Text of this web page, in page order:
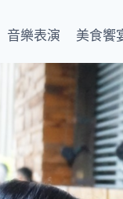
音樂表演 美食饗